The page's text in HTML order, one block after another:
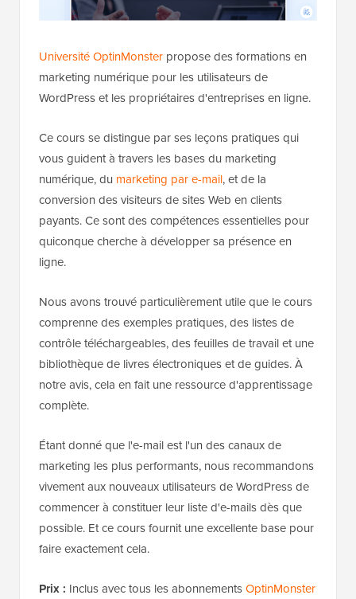
Université OptinMonster propose des formations en
marketing numérique pour les utilisateurs de
WordPress et les propriétaires d'entreprises en ligne.
Ce cours se distingue par ses leçons pratiques qui
vous guident à travers les bases du marketing
numérique, du marketing par e-mail, et de la
conversion des visiteurs de sites Web en clients
payants. Ce sont des compétences essentielles pour
quiconque cherche à développer sa présence en
ligne.
Nous avons trouvé particulièrement utile que le cours
comprenne des exemples pratiques, des listes de
contrôle téléchargeables, des feuilles de travail et une
bibliothèque de livres électroniques et de guides. À
notre avis, cela en fait une ressource d'apprentissage
complète.
Étant donné que l'e-mail est l'un des canaux de
marketing les plus performants, nous recommandons
vivement aux nouveaux utilisateurs de WordPress de
commencer à constituer leur liste d'e-mails dès que
possible. Et ce cours fournit une excellente base pour
faire exactement cela.
Prix : Inclus avec tous les abonnementsOptinMonster